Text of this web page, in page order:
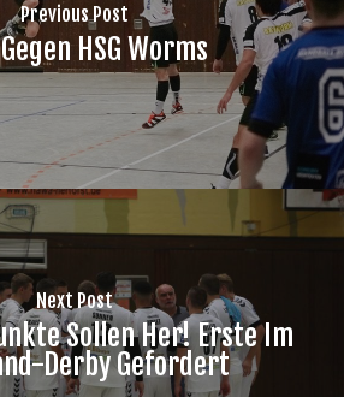
Previous Post
HSG Worms
Next Post
Sollen Her! Erste Im
Derby Gefordert